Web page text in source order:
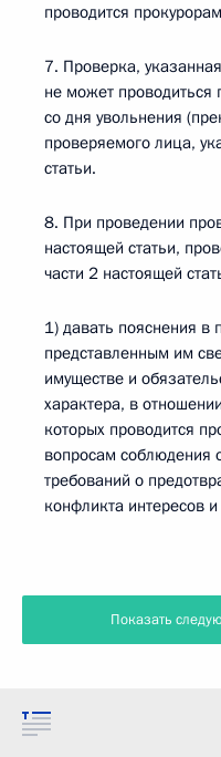
проводится
7. Проверка,
не может проводиться
со дня увольнения
проверяемого лица,
статьи.
8. При проведении
настоящей статьи,
части 2 настоящей
1) давать пояснения
представленным им
имуществе и
характера, в
которых проводится
вопросам соблюдения
требований о
конфликта интересов
Показать